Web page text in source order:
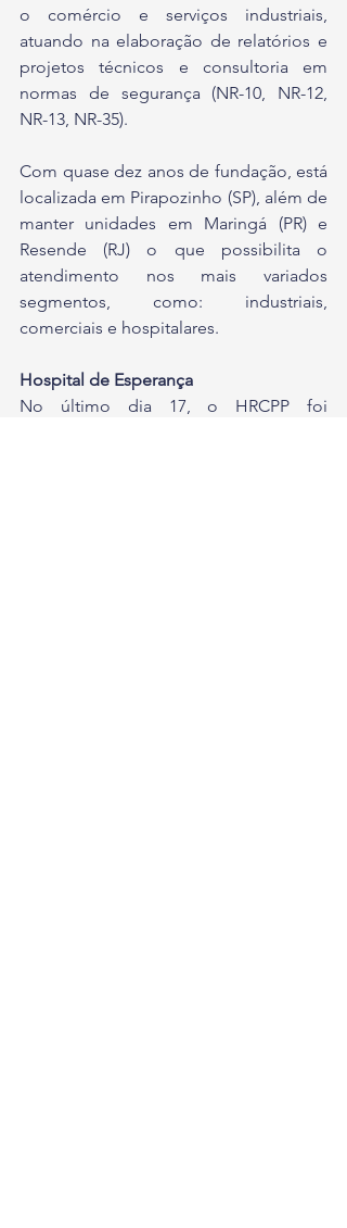
o comércio e serviços industriais,
atuando na elaboração de relatórios e
projetos técnicos e consultoria em
normas de segurança (NR-10, NR-12,
NR-13, NR-35).
Com quase dez anos de fundação, está
localizada em Pirapozinho (SP), além de
manter unidades em Maringá (PR) e
Resende (RJ) o que possibilita o
atendimento nos mais variados
segmentos, como: industriais,
comerciais e hospitalares.
Hospital de Esperança
No último dia 17, o HRCPP foi